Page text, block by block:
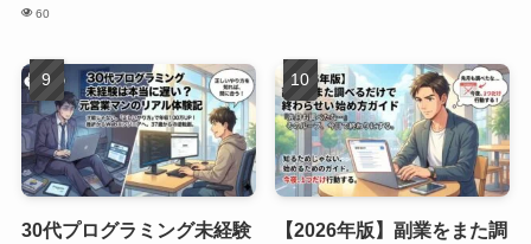
60
30代プログラミング未経験 【2026年版】副業をまた調